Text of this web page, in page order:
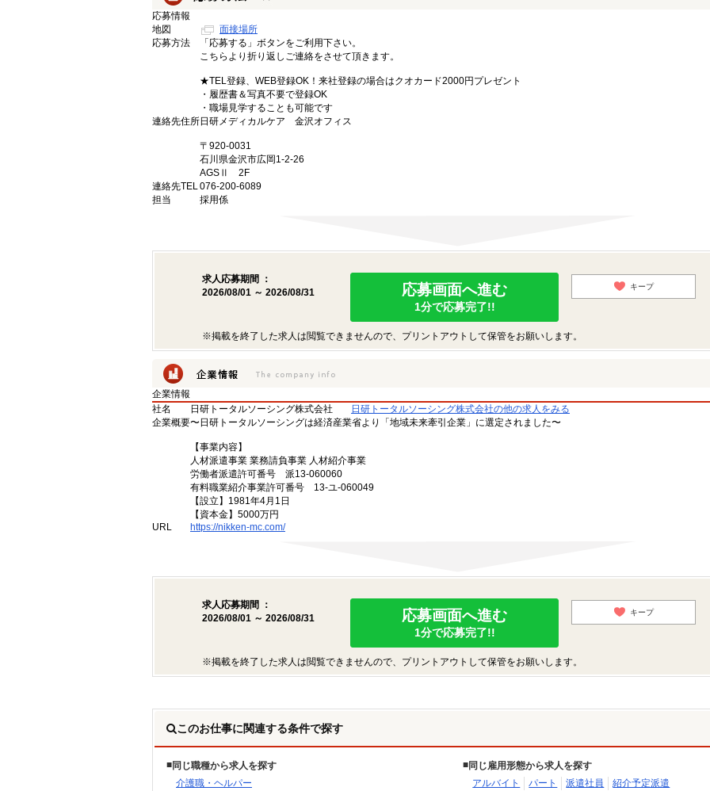
応募情報
地図
面接場所
応募方法
「応募する」ボタンをご利用下さい。
こちらより折り返しご連絡をさせて頂きます。
★TEL登録、WEB登録OK！来社登録の場合はクオカード2000円プレゼント
・履歴書＆写真不要で登録OK
・職場見学することも可能です
連絡先住所日研メディカルケア 金沢オフィス
〒920-0031
石川県金沢市広岡1-2-26
AGSⅡ 2F
連絡先TEL076-200-6089
担当
採用係
求人応募期間 ：
2026/08/01 ～ 2026/08/31
応募画面へ進む
1分で応募完了!!
キープ
※掲載を終了した求人は閲覧できませんので、プリントアウトして保管をお願いします。
企業情報
社名
日研トータルソーシング株式会社
日研トータルソーシング株式会社の他の求人をみる
企業概要〜日研トータルソーシングは経済産業省より「地域未来牽引企業」に選定されました〜
【事業内容】
人材派遣事業 業務請負事業 人材紹介事業
労働者派遣許可番号 派13-060060
有料職業紹介事業許可番号 13-ユ-060049
【設立】1981年4月1日
【資本金】5000万円
URL
https://nikken-mc.com/
求人応募期間 ：
2026/08/01 ～ 2026/08/31
応募画面へ進む
1分で応募完了!!
キープ
※掲載を終了した求人は閲覧できませんので、プリントアウトして保管をお願いします。
このお仕事に関連する条件で探す
同じ職種から求人を探す
介護職・ヘルパー
同じ雇用形態から求人を探す
アルバイト
パート 派遣社員 紹介予定派遣